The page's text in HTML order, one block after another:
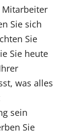
Mitarbeiter
Sie sich
Sie
Sie heute
was alles
sein
Sie